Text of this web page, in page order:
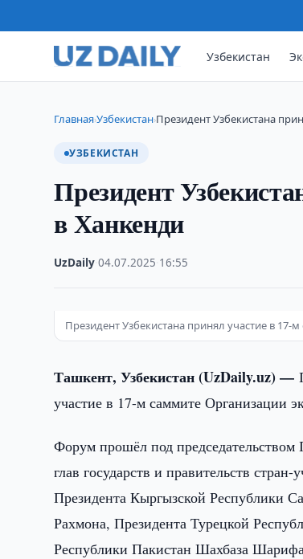
Узбекистан
Главная›Узбекистан›Президент Узбекистана
УЗБЕКИСТАН
Президент
в Ханкенди
UzDaily ·04.07.2025 16:55
Президент Узбекистана принял участие в
Ташкент, Узбекистан (UzDaily.uz) —
участие в 17-м саммите Организации
Форум прошёл под
глав государств и правительств
Президента Кыргызской Республики
Рахмона, Президента Турецкой
Республики Пакистан Шахбаза